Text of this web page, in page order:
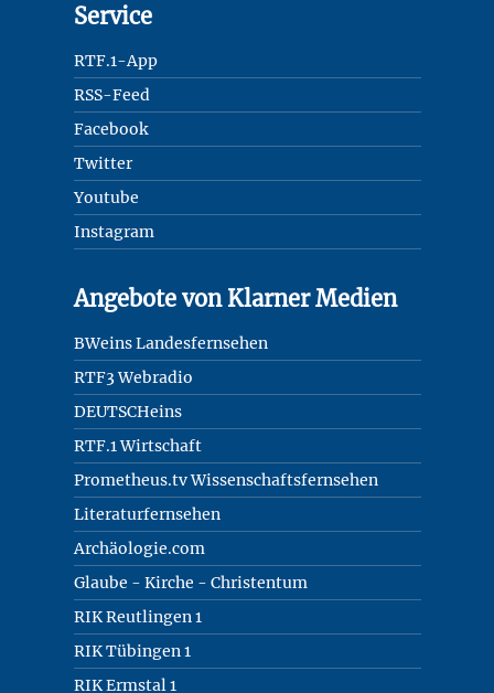
Service
RTF.1-App
RSS-Feed
Facebook
Twitter
Youtube
Instagram
Angebote von Klarner Medien
BWeins Landesfernsehen
RTF3 Webradio
DEUTSCHeins
RTF.1 Wirtschaft
Prometheus.tv Wissenschaftsfernsehen
Literaturfernsehen
Archäologie.com
Glaube - Kirche - Christentum
RIK Reutlingen 1
RIK Tübingen 1
RIK Ermstal 1